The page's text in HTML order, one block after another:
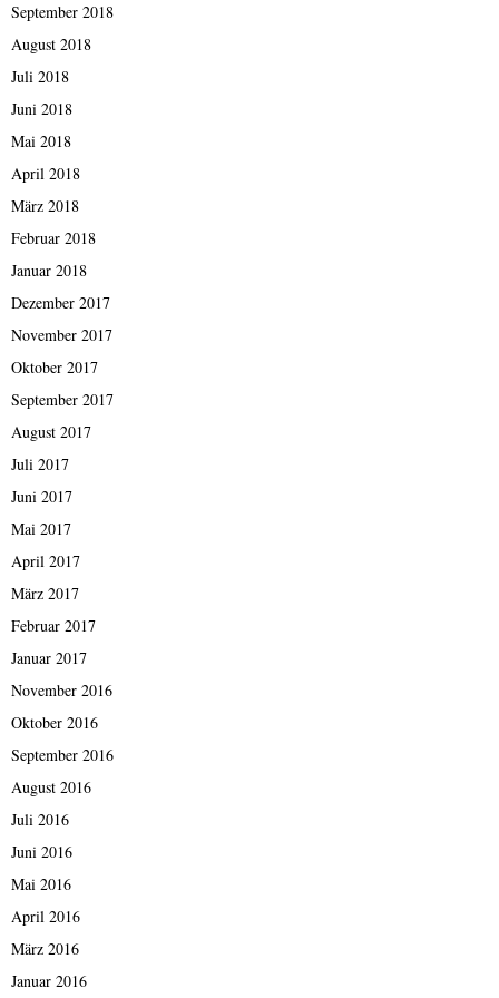
September 2018
August 2018
Juli 2018
Juni 2018
Mai 2018
April 2018
März 2018
Februar 2018
Januar 2018
Dezember 2017
November 2017
Oktober 2017
September 2017
August 2017
Juli 2017
Juni 2017
Mai 2017
April 2017
März 2017
Februar 2017
Januar 2017
November 2016
Oktober 2016
September 2016
August 2016
Juli 2016
Juni 2016
Mai 2016
April 2016
März 2016
Januar 2016